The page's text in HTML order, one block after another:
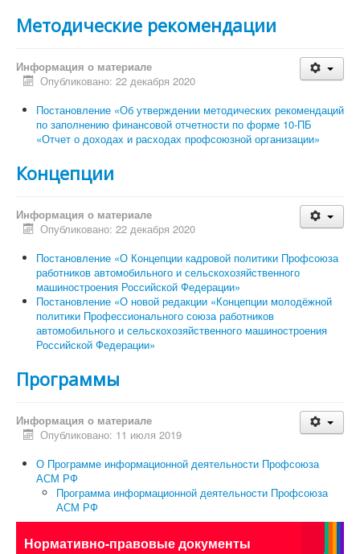
Методические рекомендации
Информация о материале
Опубликовано: 22 декабря 2020
Постановление «Об утверждении методических рекомендаций
по заполнению финансовой отчетности по форме 10-ПБ
«Отчет о доходах и расходах профсоюзной организации»
Концепции
Информация о материале
Опубликовано: 22 декабря 2020
Постановление «О Концепции кадровой политики Профсоюза
работников автомобильного и сельскохозяйственного
машиностроения Российской Федерации»
Постановление «О новой редакции «Концепции молодёжной
политики Профессионального союза работников
автомобильного и сельскохозяйственного машиностроения
Российской Федерации»
Программы
Информация о материале
Опубликовано: 11 июля 2019
О Программе информационной деятельности Профсоюза
АСМ РФ
Программа информационной деятельности Профсоюза
АСМ РФ
Нормативно-правовые документы